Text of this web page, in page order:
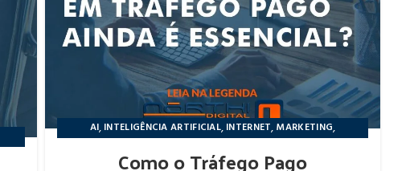
AI, INTELIGÊNCIA ARTIFICIAL, INTERNET, MARKETING,
Como o Tráfego Pago